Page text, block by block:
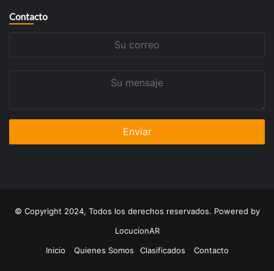
Contacto
© Copyright 2024, Todos los derechos reservados. Powered by
LocucionAR
Inicio
Quienes Somos Clasificados Contacto